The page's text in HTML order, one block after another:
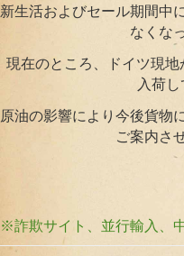
新生活およびセール期間中
なくな
現在のところ、ドイツ現
入荷
原油の影響により今後貨物
ご案内さ
※詐欺サイト、並行輸入、